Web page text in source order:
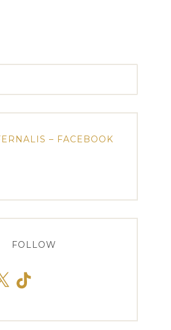
– FACEBOOK
FOLLOW
TikTok